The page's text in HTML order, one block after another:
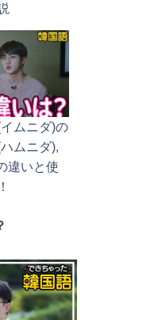
ムニダ)の
ムニダ),
違いと使